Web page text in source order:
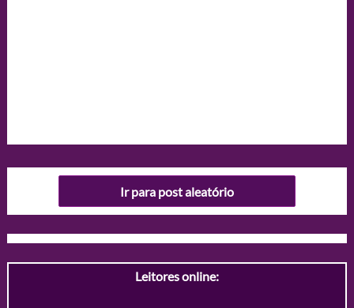
Ir para post aleatório
Leitores online: